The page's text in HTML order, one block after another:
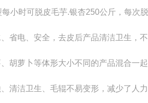
小时可脱皮毛芋.银杏250公斤，每次
省电、安全，去皮后产品清洁卫生，
胡萝卜等体形大小不同的产品混合一起
清洁卫生、毛辊不易变形，减少了人